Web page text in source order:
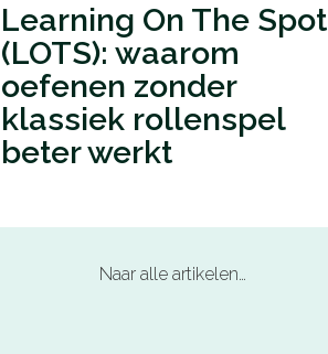
Learning On The Spot
(LOTS): waarom
oefenen zonder
klassiek rollenspel
beter werkt
Naar alle artikelen…